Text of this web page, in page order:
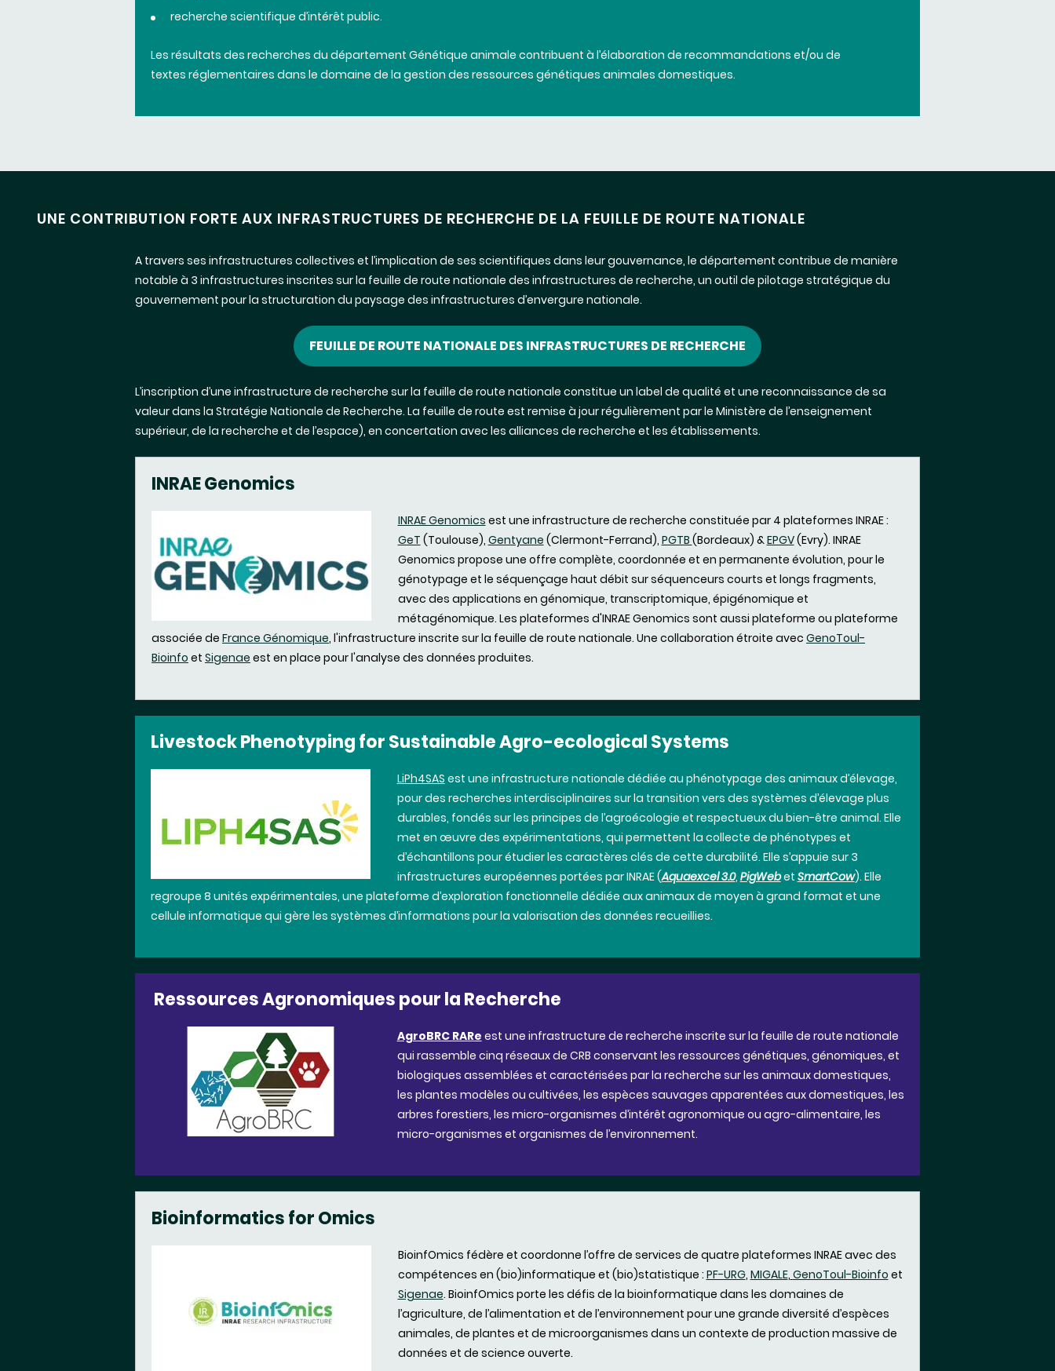
recherche scientifique d’intérêt public.
Les résultats des recherches du département Génétique animale contribuent à l’élaboration de recommandations et/ou de
textes réglementaires dans le domaine de la gestion des ressources génétiques animales domestiques.
UNE CONTRIBUTION FORTE AUX INFRASTRUCTURES DE RECHERCHE DE LA FEUILLE DE ROUTE NATIONALE
A travers ses infrastructures collectives et l’implication de ses scientifiques dans leur gouvernance, le département contribue de manière
notable à 3 infrastructures inscrites sur la feuille de route nationale des infrastructures de recherche, un outil de pilotage stratégique du
gouvernement pour la structuration du paysage des infrastructures d’envergure nationale.
FEUILLE DE ROUTE NATIONALE DES INFRASTRUCTURES DE RECHERCHE
L’inscription d’une infrastructure de recherche sur la feuille de route nationale constitue un label de qualité et une reconnaissance de sa
valeur dans la Stratégie Nationale de Recherche. La feuille de route est remise à jour régulièrement par le Ministère de l’enseignement
supérieur, de la recherche et de l’espace), en concertation avec les alliances de recherche et les établissements.
INRAE Genomics
INRAE Genomics est une infrastructure de recherche constituée par 4 plateformes INRAE :
GeT (Toulouse), Gentyane (Clermont-Ferrand), PGTB (Bordeaux) &EPGV(Evry). INRAE
Genomics propose une offre complète, coordonnée et en permanente évolution, pour le
génotypage et le séquençage haut débit sur séquenceurs courts et longs fragments,
avec des applications en génomique, transcriptomique, épigénomique et
métagénomique. Les plateformes d'INRAE Genomics sont aussi plateforme ou plateforme
associée de France Génomique, l'infrastructure inscrite sur la feuille de route nationale. Une collaboration étroite avec GenoToul-
Bioinfo et Sigenae est en place pour l'analyse des données produites.
Livestock Phenotyping for Sustainable Agro-ecological Systems
LiPh4SAS est une infrastructure nationale dédiée au phénotypage des animaux d’élevage,
pour des recherches interdisciplinaires sur la transition vers des systèmes d’élevage plus
durables, fondés sur les principes de l’agroécologie et respectueux du bien-être animal. Elle
met en œuvre des expérimentations, qui permettent la collecte de phénotypes et
d’échantillons pour étudier les caractères clés de cette durabilité. Elle s’appuie sur 3
infrastructures européennes portées par INRAE (Aquaexcel 3.0, PigWebet SmartCow). Elle
regroupe 8 unités expérimentales, une plateforme d’exploration fonctionnelle dédiée aux animaux de moyen à grand format et une
cellule informatique qui gère les systèmes d’informations pour la valorisation des données recueillies.
Ressources Agronomiquespour la Recherche
AgroBRC RARe est une infrastructure de recherche inscrite sur la feuille de route nationale
qui rassemble cinq réseaux de CRB conservant les ressources génétiques, génomiques, et
biologiques assemblées et caractérisées par la recherche sur les animaux domestiques,
les plantes modèles ou cultivées, les espèces sauvages apparentées aux domestiques, les
arbres forestiers, les micro-organismes d’intérêt agronomique ou agro-alimentaire, les
micro-organismes et organismes de l’environnement.
Bioinformatics forOmics
BioinfOmics fédère et coordonne l’offre de services de quatre plateformes INRAE avec des
compétences en (bio)informatique et (bio)statistique : PF-URG, MIGALE, GenoToul-Bioinfo et
Sigenae. BioinfOmics porte les défis de la bioinformatique dans les domaines de
l’agriculture, de l’alimentation et de l’environnement pour une grande diversité d’espèces
animales, de plantes et de microorganismes dans un contexte de production massive de
données et de science ouverte.